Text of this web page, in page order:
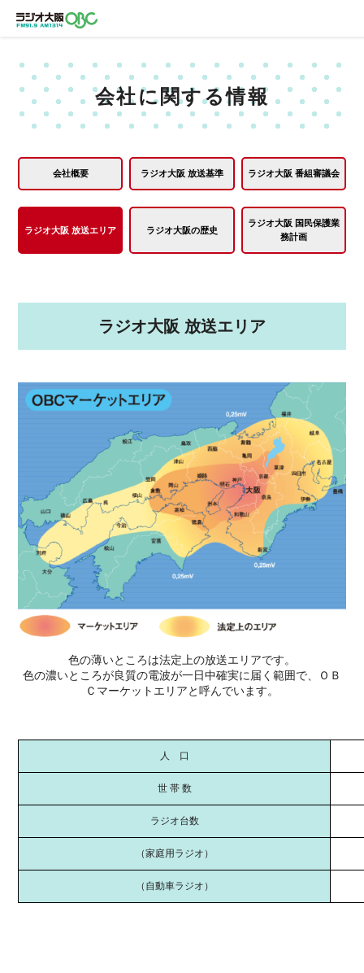
会社に関する情報
会社概要 ラジオ大阪 放送基準 ラジオ大阪 番組審議会
ラジオ大阪 放送エリア ラジオ大阪の歴史
ラジオ大阪 国民保護業
務計画
ラジオ大阪 放送エリア
色の薄いところは法定上の放送エリアです。
色の濃いところが良質の電波が一日中確実に届く範囲で、ＯＢ
Ｃマーケットエリアと呼んでいます。
人 口
世 帯 数
ラジオ台数
（家庭用ラジオ）
（自動車ラジオ）